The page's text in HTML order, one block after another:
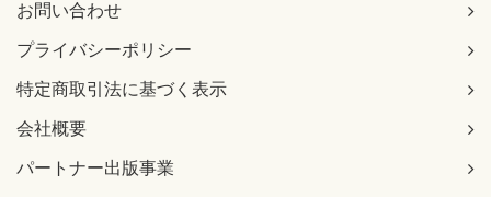
お問い合わせ
プライバシーポリシー
特定商取引法に基づく表示
会社概要
パートナー出版事業